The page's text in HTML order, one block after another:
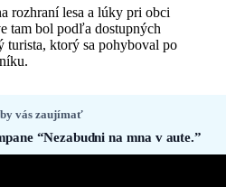
rozhraní lesa a lúky pri obci
tam bol podľa dostupných
turista, ktorý sa pohyboval po
vás zaujímať
“Nezabudni na mna v aute.”